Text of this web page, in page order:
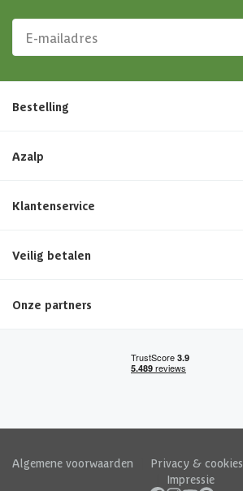
Bestelling
Azalp
Klantenservice
Veilig betalen
Onze partners
Algemene voorwaarden Privacy & cookies
Impressie